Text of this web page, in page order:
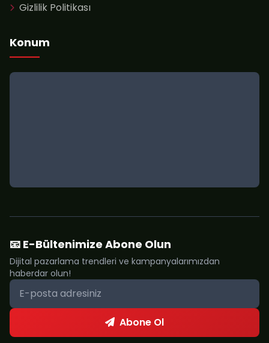
Gizlilik Politikası
Konum
📧 E-Bültenimize Abone Olun
Dijital pazarlama trendleri ve kampanyalarımızdan
haberdar olun!
Abone Ol